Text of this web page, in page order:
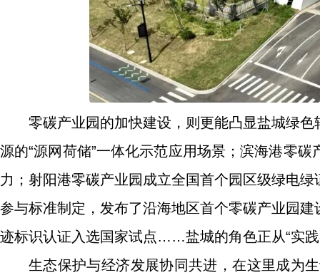
零碳产业园的加快建设，则更能凸显盐城绿
源的“源网荷储”一体化示范应用场景；滨海港零
力；射阳港零碳产业园成立全国首个园区级绿电
参与标准制定，发布了沿海地区首个零碳产业园
迹标识认证入选国家试点……盐城的角色正从“实践
生态保护与经济发展协同共进，在这里成为